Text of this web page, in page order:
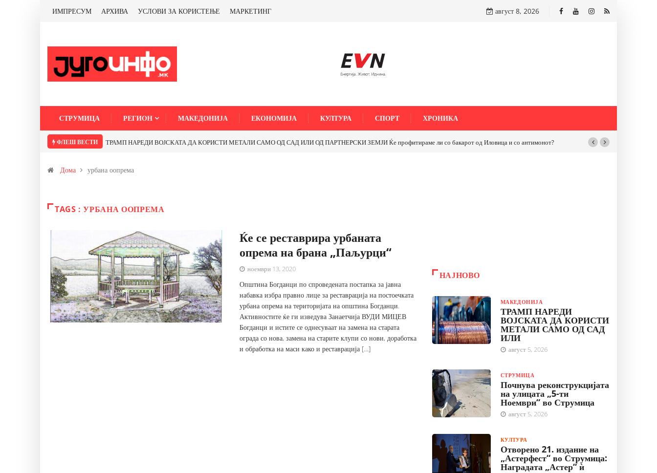
ИМПРЕСУМ АРХИВА УСЛОВИ ЗА КОРИСТЕЊЕ МАРКЕТИНГ август 8, 2026
СТРУМИЦА РЕГИОН МАКЕДОНИЈА ЕКОНОМИЈА КУЛТУРА СПОРТ ХРОНИКА
ФЛЕШ ВЕСТИ ТРАМП НАРЕДИ ВОЈСКАТА ДА КОРИСТИ МЕТАЛИ САМО ОД САД ИЛИ ОД ПАРТНЕРСКИ ЗЕМЈИ Ќе профитираме ли со бакарот од Иловица и со антимонот?
Дома урбана оопрема
TAGS : УРБАНА ООПРЕМА
Ќе се реставрира урбаната
опрема на брана „Паљурци“
ноември 13, 2020
Општина Богданци по спроведената постапка за јавна
набавка избра правно лице за реставрација на постоечката
урбана опрема на територијата на општина Богданци.
Активностите ќе ги изведува Занаетчија ВУДИ МИЦЕВ
Богданци и истите се однесуваат на замена на старата
ограда со нова, замена на старите клупи со нови, доработка
и обработка на маси како и реставрација […]
НАЈНОВО
МАКЕДОНИЈА
ТРАМП НАРЕДИ
ВОЈСКАТА ДА КОРИСТИ
МЕТАЛИ САМО ОД САД
ИЛИ
август 5, 2026
СТРУМИЦА
Почнува реконструкцијата
на улицата „5-ти
Ноември“ во Струмица
август 5, 2026
КУЛТУРА
Отворено 21. издание на
„Астерфест“ во Струмица:
Наградата „Астер“ ѝ